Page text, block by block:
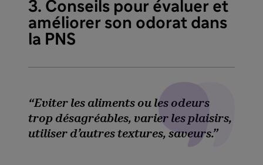
3. Conseils pour évaluer et
améliorer son odorat dans
la PNS
Eviter les aliments ou les odeurs
trop désagréables, varier les plaisirs,
utiliser d’autres textures, saveurs.